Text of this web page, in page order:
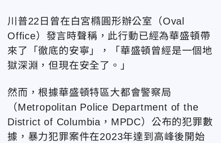
川普22日曾在白宮橢圓形辦公室（Oval
Office）發言時聲稱，此行動已經為華盛頓帶
來了「徹底的安寧」，「華盛頓曾經是一個地
獄深淵，但現在安全了。」
然而，根據華盛頓特區大都會警察局
（Metropolitan Police Department of the
District of Columbia，MPDC）公布的犯罪數
據，暴力犯罪案件在2023年達到高峰後開始